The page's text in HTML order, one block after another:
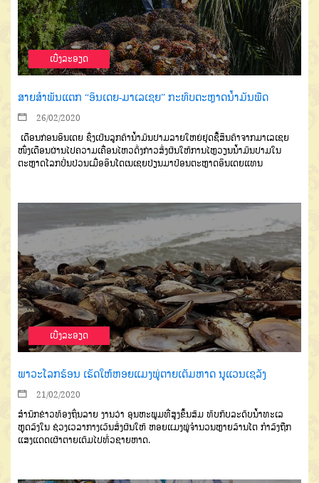
ເບີ່ງລະອຽດ
ສາຍສຳພັນແຕກ “ອິນເດຍ-ມາເລເຊຍ” ກະທົບຕະຫຼາດນໍ້າມັນພືດ
26/02/2020
ເດືອນກ່ອນອິນເດຍ ຊຶ່ງເປັນລູກຄ້ານໍ້າມັນປາມລາຍໃຫຍ່ຢຸດຊື້ສິນຄ້າຈາກມາເລເຊຍ
ໜຶ່ງເດືອນຜ່ານໄປຄວາມເຄື່ອນໄຫວດັ່ງກ່າວສົ່ງຜົນໃຫ້ການໄຫຼວຽນນໍ້າມັນປາມໃນ
ຕະຫຼາດໂລກປັ່ນປ່ວນເມື່ອອິນໂດເນເຊຍປ່ຽນມາປ້ອນຕະຫຼາດອິນເດຍແທນ
ເບີ່ງລະອຽດ
ພາວະໂລກຮ້ອນ ເຮັດໃຫ້ຫອຍແມງພູ່ຕາຍເຕັມຫາດ ນູແວນເຊລັງ
21/02/2020
ສຳນັກຂ່າວທ້ອງຖິ່ນລາຍ ງານວ່າ ອຸນຫະພູມທີ່ສູງຂຶ້ນສົມ ທົບກັບລະດັບນໍ້າທະເລ
ຫຼຸດລົງໃນ ຊ່ວງເວລາກາງເວັນສົ່ງຜົນໃຫ້ ຫອຍແມງພູ່ຈຳນວນຫຼາຍລ້ານໂຕ ກຳລັງຖືກ
ແສງແດດເຜົາຕາຍເຕັມໄປທົ່ວຊາຍຫາດ.